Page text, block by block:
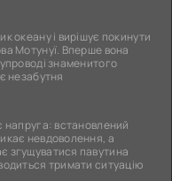
океану і вирішує покинути
Мотунуї. Вперше вона
знаменитого
незабутня
напруга: встановлений
невдоволення, а
згущуватися павутина
тримати ситуацію